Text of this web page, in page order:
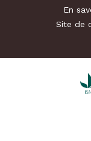
En
Site de